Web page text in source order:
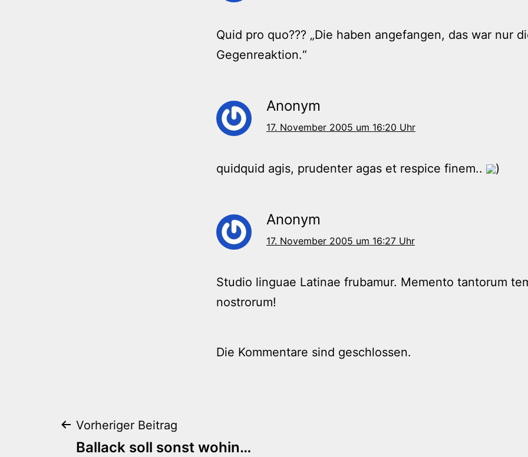
Quid pro quo??? „Die haben angefangen, das war nur
Gegenreaktion.“
Anonym
17. November 2005 um 16:20 Uhr
quidquid agis, prudenter agas et respice finem.. )
Anonym
17. November 2005 um 16:27 Uhr
Studio linguae Latinae frubamur. Memento tantorum
nostrorum!
Die Kommentare sind geschlossen.
Beitragsnavigation
Vorheriger Beitrag
Ballack soll sonst wohin…